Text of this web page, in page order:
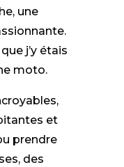
une
j’y étais
moto.
et
prendre
des